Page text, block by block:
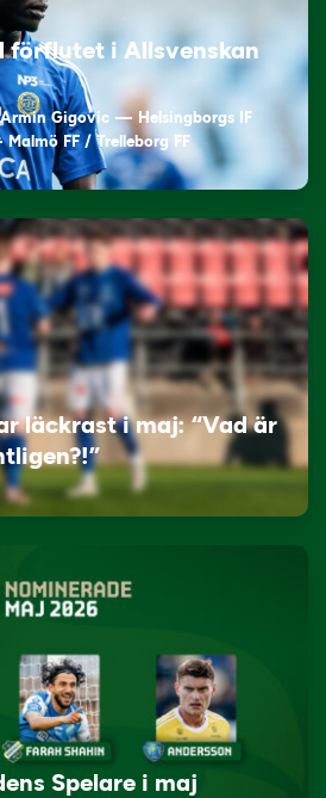
förflutet i Allsvenskan
Armin Gigovic — Helsingborgs IF
FF / Trelleborg FF
läckrast i maj: “Vad är
Spelare i maj